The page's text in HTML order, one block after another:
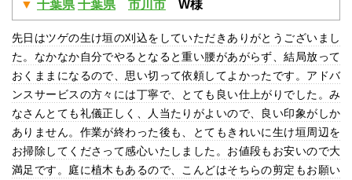
千葉県 千葉県 市川市 W様
先日はツゲの生け垣の刈込をしていただきありがとうございまし
た。なかなか自分でやるとなると重い腰があがらず、結局放って
おくままになるので、思い切って依頼してよかったです。アドバ
ンスサービスの方々には丁寧で、とても良い仕上がりでした。み
なさんとても礼儀正しく、人当たりがよいので、良い印象がしか
ありません。作業が終わった後も、とてもきれいに生け垣周辺を
お掃除してくださって感心いたしました。お値段もお安いので大
満足です。庭に植木もあるので、こんどはそちらの剪定もお願い